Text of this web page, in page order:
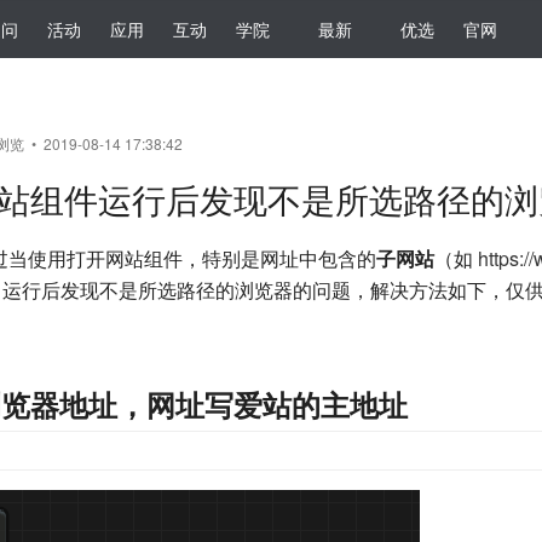
活动 应用 互动 学院 最新 优选 官网
览 • 2019-08-14 17:38:42
组件运行后发现不是所选路径的
使用打开网站组件，特别是网址中包含的子网站（如 https://
行后发现不是所选路径的浏览器的问题，解决方法如下，仅
器地址，网址写爱站的主地址